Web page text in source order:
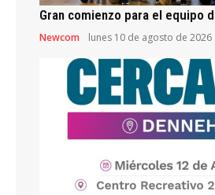
Gran comienzo para el equipo
Newcom lunes 10 de agosto de 2026